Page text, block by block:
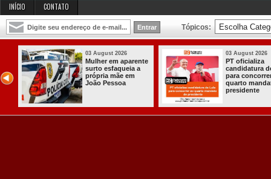
INÍCIO CONTATO
Tópicos:
03 August 2026
Mulher em aparente
surto esfaqueia a
própria mãe em
João Pessoa
03 August 2026
PT oficializa
candidatura
para
quarto
presidente